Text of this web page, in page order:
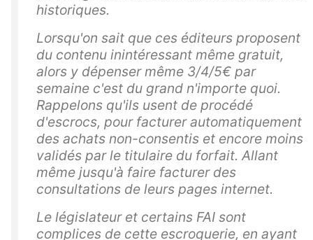
historiques.
Lorsqu'on sait que ces éditeurs proposent
du contenu inintéressant même gratuit,
alors y dépenser même 3/4/5€ par
semaine c'est du grand n'importe quoi.
Rappelons qu'ils usent de procédé
d'escrocs, pour facturer automatiquement
des achats non-consentis et encore moins
validés par le titulaire du forfait. Allant
même jusqu'à faire facturer des
consultations de leurs pages internet.
Le législateur et certains FAI sont
complices de cette escroquerie, en ayant